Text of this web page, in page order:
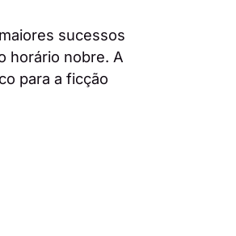
sucessos
horário nobre. A
para a ficção